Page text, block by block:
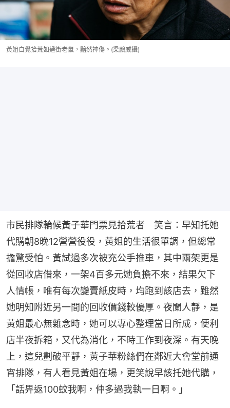
黃姐自覺拾荒如過街老鼠，黯然神傷。(梁鵬威攝)
市民排隊輪候黃子華門票見拾荒者　笑言：早知托她
代購朝8晚12營營役役，黃姐的生活很單調，但總常
擔驚受怕。黃試過多次被充公手推車，其中兩架更是
從回收店借來，一架4百多元她負擔不來，結果欠下
人情帳，唯有每次變賣紙皮時，均跑到該店去，雖然
她明知附近另一間的回收價錢較優厚。夜闌人靜，是
黃姐最心無雜念時，她可以專心整理當日所成，便利
店半夜拆箱，又代為消化，不時工作到夜深。有天晚
上，這兒劃破平靜，黃子華粉絲們在鄰近大會堂前通
宵排隊，有人看見黃姐在場，更笑說早該托她代購，
「話畀返100蚊我啊，仲多過我執一日啊。」